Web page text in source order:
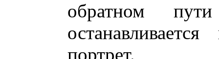
обратном
портрет.